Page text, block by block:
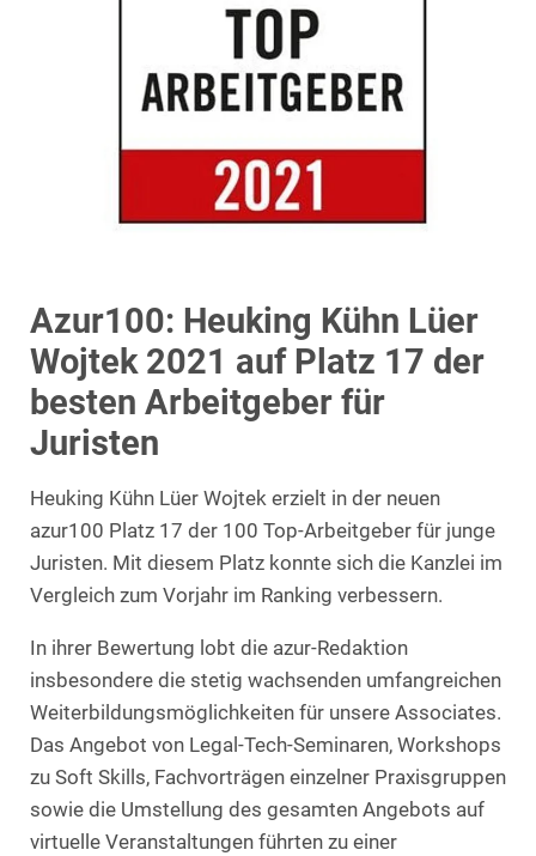
Azur100: Heuking Kühn Lüer
Wojtek 2021 auf Platz 17 der
besten Arbeitgeber für
Juristen
Heuking Kühn Lüer Wojtek erzielt in der neuen
azur100 Platz 17 der 100 Top-Arbeitgeber für junge
Juristen. Mit diesem Platz konnte sich die Kanzlei im
Vergleich zum Vorjahr im Ranking verbessern.
In ihrer Bewertung lobt die azur-Redaktion
insbesondere die stetig wachsenden umfangreichen
Weiterbildungsmöglichkeiten für unsere Associates.
Das Angebot von Legal-Tech-Seminaren, Workshops
zu Soft Skills, Fachvorträgen einzelner Praxisgruppen
sowie die Umstellung des gesamten Angebots auf
virtuelle Veranstaltungen führten zu einer